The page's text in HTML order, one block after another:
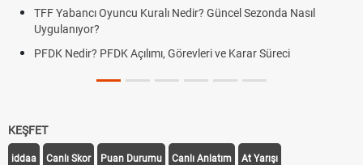
TFF Yabancı Oyuncu Kuralı Nedir? Güncel Sezonda Nasıl
Uygulanıyor?
PFDK Nedir? PFDK Açılımı, Görevleri ve Karar Süreci
KEŞFET
iddaa Canlı Skor Puan Durumu Canlı Anlatım At Yarışı